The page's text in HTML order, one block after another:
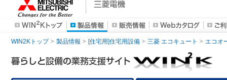
WIN2Kトップ 製品情報 [住宅用]住宅用設備 三菱 エコキュート エコオ